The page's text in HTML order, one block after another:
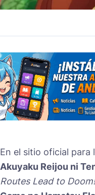
En el sitio oficial para
Akuyaku Reijou ni
Routes Lead to Doom!